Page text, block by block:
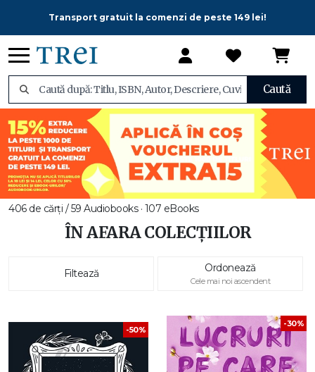
Transport gratuit la comenzi de peste 149 lei!
Caută
406 de cărți / 59 Audiobooks · 107 eBooks
ÎN AFARA COLECȚIILOR
Filtează Ordonează
Cele mai noi ascendent
-50%
-30%